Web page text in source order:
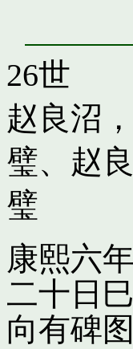
26世
赵良沼
璧、 赵
璧
康熙六
二十日
向有碑